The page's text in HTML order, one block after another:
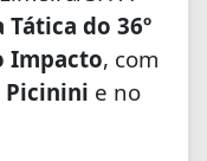
Tática do 36º
Impacto, com
Picinini e no